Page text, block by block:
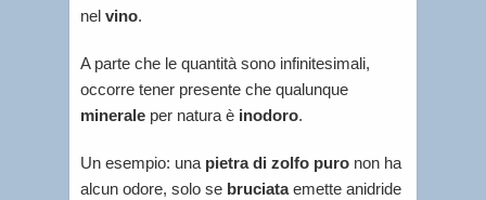
nel vino.
A parte che le quantità sono infinitesimali,
occorre tener presente che qualunque
minerale per natura è inodoro.
Un esempio: una pietra di zolfo puro non ha
alcun odore, solo se bruciataemette anidride